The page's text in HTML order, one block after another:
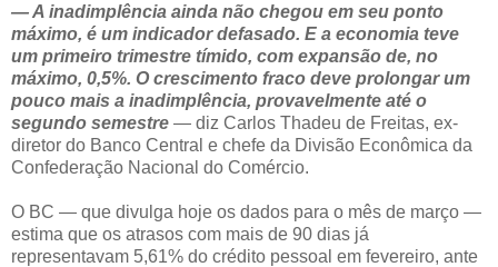
— A inadimplência ainda não chegou em seu ponto
máximo, é um indicador defasado. E a economia teve
um primeiro trimestre tímido, com expansão de, no
máximo, 0,5%. O crescimento fraco deve prolongar um
pouco mais a inadimplência, provavelmente até o
segundo semestre — diz Carlos Thadeu de Freitas, ex-
diretor do Banco Central e chefe da Divisão Econômica da
Confederação Nacional do Comércio.
O BC — que divulga hoje os dados para o mês de março —
estima que os atrasos com mais de 90 dias já
representavam 5,61% do crédito pessoal em fevereiro, ante